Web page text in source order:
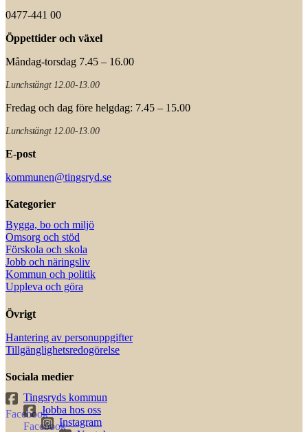
0477-441 00
Öppettider och växel
Måndag-torsdag 7.45 – 16.00
Lunchstängt 12.00-13.00
Fredag och dag före helgdag: 7.45 – 15.00
Lunchstängt 12.00-13.00
E-post
kommunen@tingsryd.se
Kategorier
Bygga, bo och miljö
Omsorg och stöd
Förskola och skola
Jobb och näringsliv
Kommun och politik
Uppleva och göra
Övrigt
Hantering av personuppgifter
Tillgänglighetsredogörelse
Sociala medier
Tingsryds kommun
Jobba hos oss
Instagram